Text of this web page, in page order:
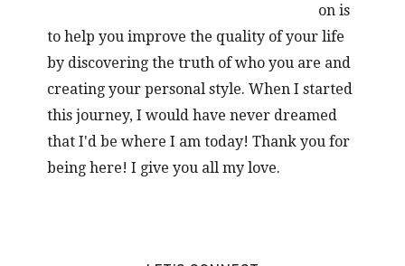
on is
to help you improve the quality of your life
by discovering the truth of who you are and
creating your personal style. When I started
this journey, I would have never dreamed
that I'd be where I am today! Thank you for
being here! I give you all my love.